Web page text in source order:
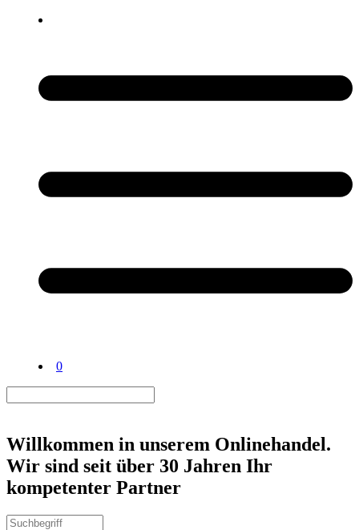
0
Willkommen in unserem Onlinehandel.
Wir sind seit über 30 Jahren Ihr
kompetenter Partner